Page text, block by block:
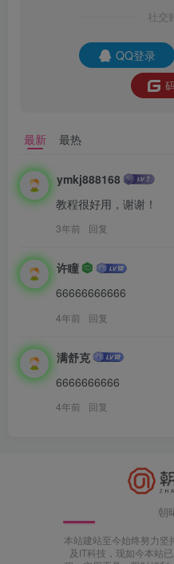
社交
QQ登录
最新 最热
ymkj888168
教程很好用，谢谢！
3年前 回复
许瞳
66666666666
4年前 回复
满舒克
6666666666
4年前 回复
朝
本站建站至今始终努力坚
及IT科技，现如今本站